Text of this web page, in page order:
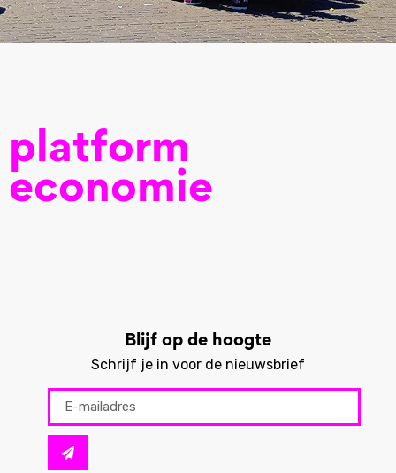
platform
economie
Blijf op de hoogte
Schrijf je in voor de nieuwsbrief